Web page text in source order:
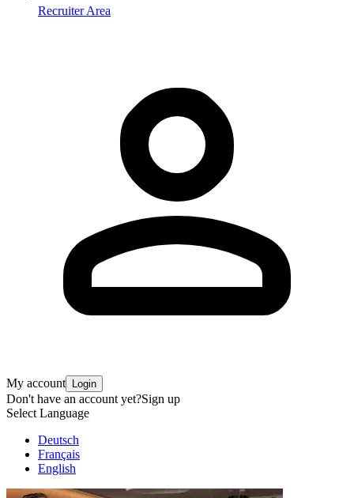
Recruiter Area
My account Login
Don't have an account yet?Sign up
Select Language
Deutsch
Français
English